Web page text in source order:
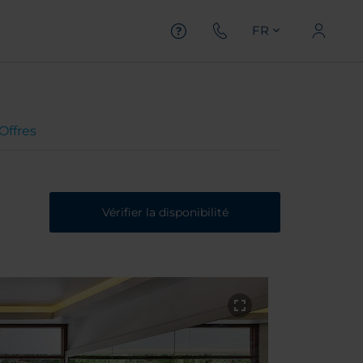
FR
Vérifier la disponibilité